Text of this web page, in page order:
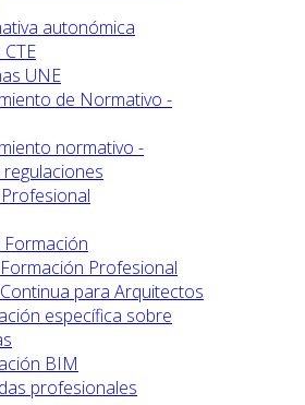
autonómica
UNE
de Normativo -
normativo -
Formación
Formación Profesional
Continua para Arquitectos
específica sobre
BIM
profesionales